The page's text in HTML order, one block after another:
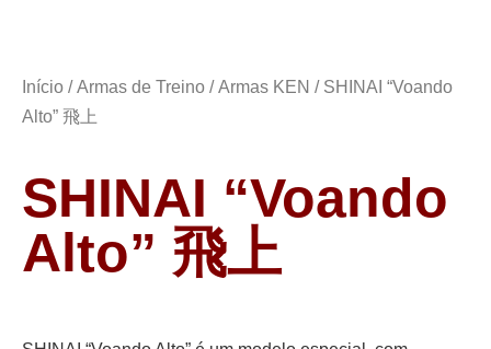
Início /Armas de Treino /Armas KEN / SHINAI “Voando
Alto” 飛上
SHINAI “Voando
Alto” 飛上